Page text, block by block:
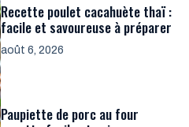
Recette poulet cacahuète thaï :
facile et savoureuse à préparer
août 6, 2026
Paupiette de porc au four